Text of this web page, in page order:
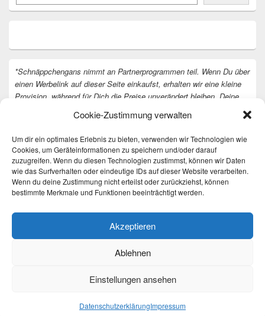
Cookie-Zustimmung verwalten
Um dir ein optimales Erlebnis zu bieten, verwenden wir Technologien wie
Cookies, um Geräteinformationen zu speichern und/oder darauf
zuzugreifen. Wenn du diesen Technologien zustimmst, können wir Daten
wie das Surfverhalten oder eindeutige IDs auf dieser Website verarbeiten.
Wenn du deine Zustimmung nicht erteilst oder zurückziehst, können
bestimmte Merkmale und Funktionen beeinträchtigt werden.
Akzeptieren
Ablehnen
Einstellungen ansehen
DatenschutzerklärungImpressum
*Schnäppchengans nimmt an Partnerprogrammen teil. Wenn Du über
einen Werbelink auf dieser Seite einkaufst, erhalten wir eine kleine
Provision, während für Dich die Preise unverändert bleiben. Deine
Vielen Dank dafür!
Täglich die besten Gewinnspiele und Angebote
Theme: Catch Box byCatch Themes